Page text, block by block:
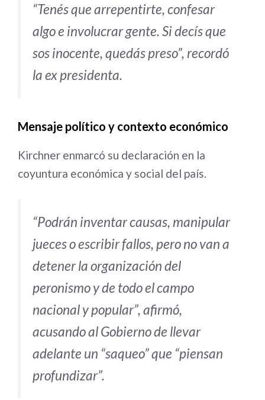
“Tenés que arrepentirte, confesar
algo e involucrar gente. Si decís que
sos inocente, quedás preso”, recordó
la ex presidenta.
Mensaje político y contexto económico
Kirchner enmarcó su declaración en la
coyuntura económica y social del país.
“Podrán inventar causas, manipular
jueces o escribir fallos, pero no van a
detener la organización del
peronismo y de todo el campo
nacional y popular”, afirmó,
acusando al Gobierno de llevar
adelante un “saqueo” que “piensan
profundizar”.